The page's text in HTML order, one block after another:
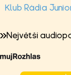
Klub Rádia
Největší